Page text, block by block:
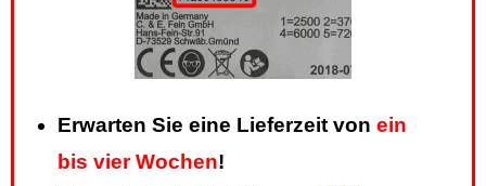
Erwarten Sie eine Lieferzeit von ein
bis vier Wochen!